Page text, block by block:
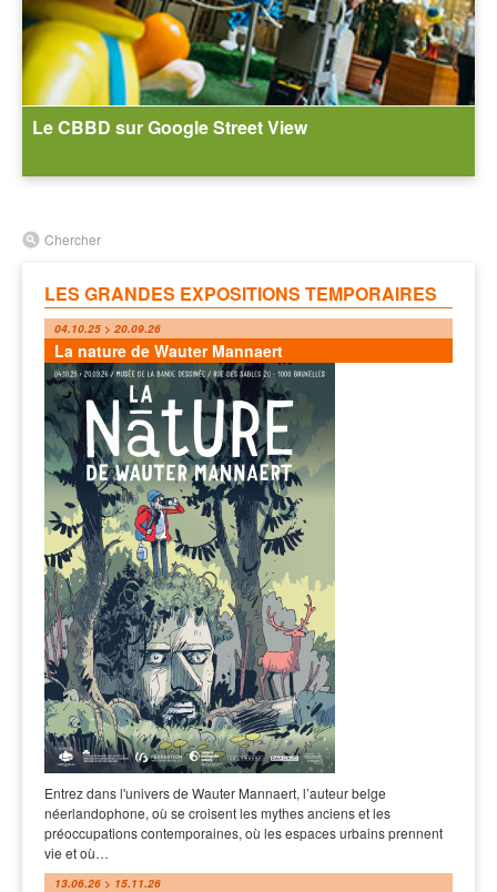
Le CBBD sur Google Street View
Chercher
LES GRANDES EXPOSITIONS TEMPORAIRES
04.10.25 > 20.09.26
La nature de Wauter Mannaert
Entrez dans l'univers de Wauter Mannaert, l’auteur belge
néerlandophone, où se croisent les mythes anciens et les
préoccupations contemporaines, où les espaces urbains prennent
vie et où…
13.06.26 > 15.11.26